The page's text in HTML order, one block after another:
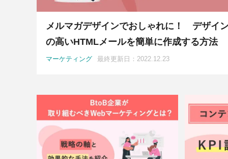
メルマガデザインでおしゃれに！ デザイ
の高いHTMLメールを簡単に作成する方法
マーケティング 最終更新日：2022.12.23